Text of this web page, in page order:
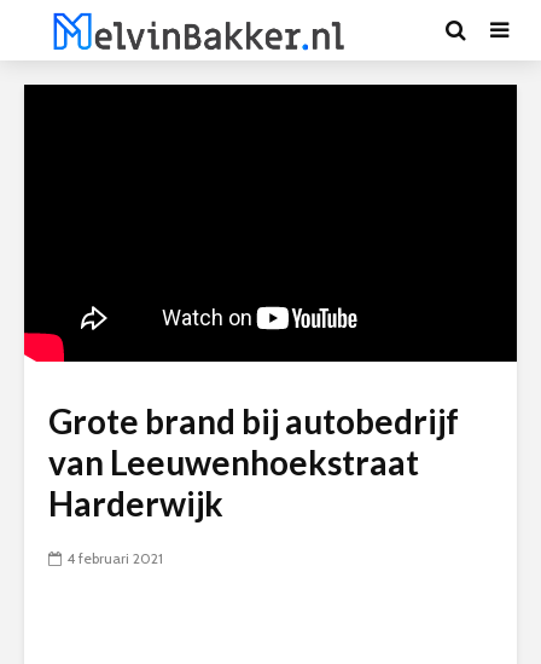
Grote brand bij autobedrijf
van Leeuwenhoekstraat
Harderwijk
4 februari 2021